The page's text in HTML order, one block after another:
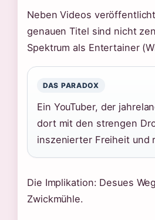
Neben Videos
genauen Titel sind nicht
Spektrum als Entertainer
DAS PARADOX
Ein YouTuber, der
dort mit den strengen
inszenierter Freiheit und
Die Implikation: Desues
Zwickmühle.